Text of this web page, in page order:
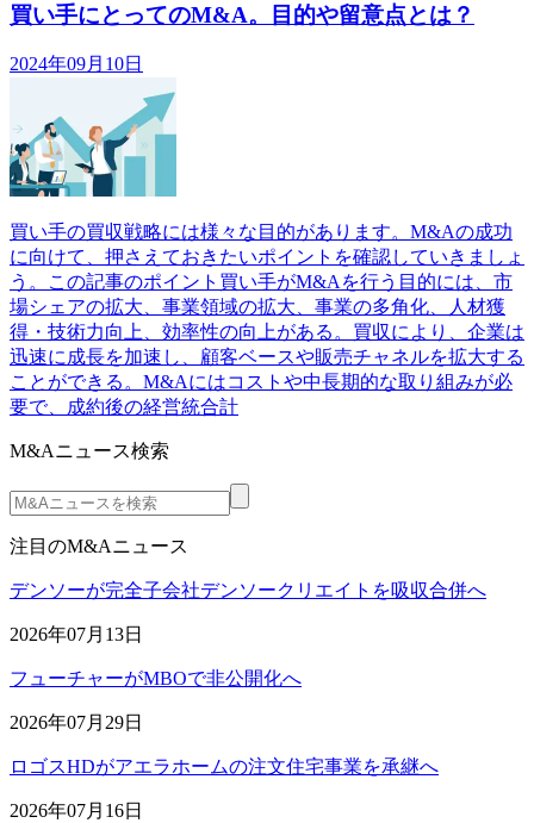
買い手にとってのM&A。目的や留意点とは？
2024年09月10日
買い手の買収戦略には様々な目的があります。M&Aの成功
に向けて、押さえておきたいポイントを確認していきましょ
う。この記事のポイント買い手がM&Aを行う目的には、市
場シェアの拡大、事業領域の拡大、事業の多角化、人材獲
得・技術力向上、効率性の向上がある。買収により、企業は
迅速に成長を加速し、顧客ベースや販売チャネルを拡大する
ことができる。M&Aにはコストや中長期的な取り組みが必
要で、成約後の経営統合計
M&Aニュース検索
注目のM&Aニュース
デンソーが完全子会社デンソークリエイトを吸収合併へ
2026年07月13日
フューチャーがMBOで非公開化へ
2026年07月29日
ロゴスHDがアエラホームの注文住宅事業を承継へ
2026年07月16日